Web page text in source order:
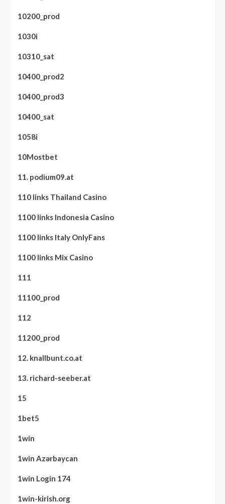
10200_prod
1030i
10310_sat
10400_prod2
10400_prod3
10400_sat
1058i
10Mostbet
11. podium09.at
110 links Thailand Casino
1100 links Indonesia Casino
1100 links Italy OnlyFans
1100 links Mix Casino
111
11100_prod
112
11200_prod
12. knallbunt.co.at
13. richard-seeber.at
15
1bet5
1win
1win Azərbaycan
1win Login 174
1win-kirish.org